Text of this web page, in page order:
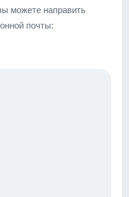
можете направить
почты: